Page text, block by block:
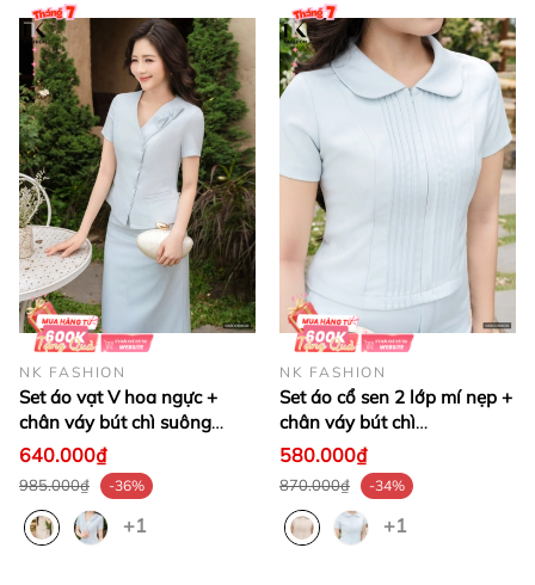
NK FASHION
Set áo vạt V hoa ngực +
chân váy bút chì suông
NKBD2606003
640.000₫
985.000₫ -36%
+1
NK FASHION
Set áo cổ sen 2 lớp mí nẹp +
chân váy bút chì
NKBD2606005
580.000₫
870.000₫ -34%
+1